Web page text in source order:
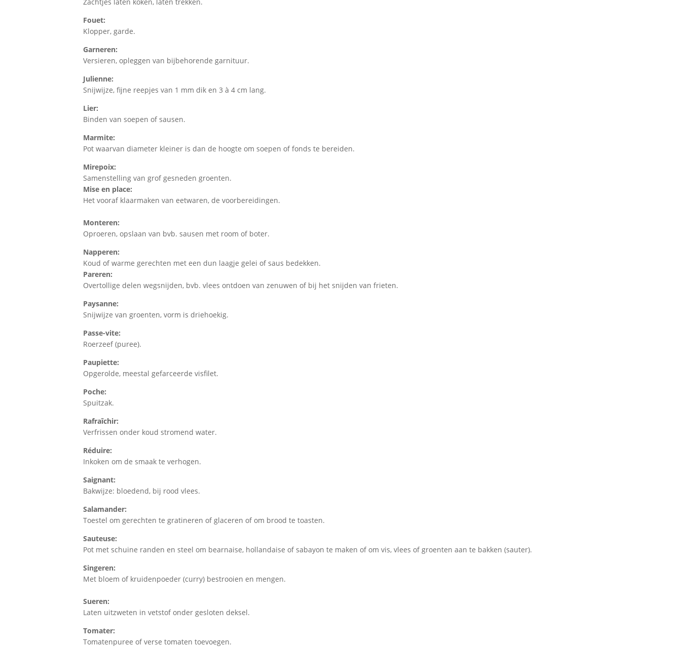
Fouet:
Klopper, garde.
Garneren:
Versieren, opleggen van bijbehorende garnituur.
Julienne:
Snijwijze, fijne reepjes van 1 mm dik en 3 à 4 cm lang.
Lier:
Binden van soepen of sausen.
Marmite:
Pot waarvan diameter kleiner is dan de hoogte om soepen of fonds te bereiden.
Mirepoix:
Samenstelling van grof gesneden groenten.
Mise en place:
Het vooraf klaarmaken van eetwaren, de voorbereidingen.
Monteren:
Oproeren, opslaan van bvb. sausen met room of boter.
Napperen:
Koud of warme gerechten met een dun laagje gelei of saus bedekken.
Pareren:
Overtollige delen wegsnijden, bvb. vlees ontdoen van zenuwen of bij het snijden van frieten.
Paysanne:
Snijwijze van groenten, vorm is driehoekig.
Passe-vite:
Roerzeef (puree).
Paupiette:
Opgerolde, meestal gefarceerde visfilet.
Poche:
Spuitzak.
Rafraîchir:
Verfrissen onder koud stromend water.
Réduire:
Inkoken om de smaak te verhogen.
Saignant:
Bakwijze: bloedend, bij rood vlees.
Salamander:
Toestel om gerechten te gratineren of glaceren of om brood te toasten.
Sauteuse:
Pot met schuine randen en steel om bearnaise, hollandaise of sabayon te maken of om vis, vlees of groenten aan te bakken (sauter).
Singeren:
Met bloem of kruidenpoeder (curry) bestrooien en mengen.
Sueren:
Laten uitzweten in vetstof onder gesloten deksel.
Tomater:
Tomatenpuree of verse tomaten toevoegen.